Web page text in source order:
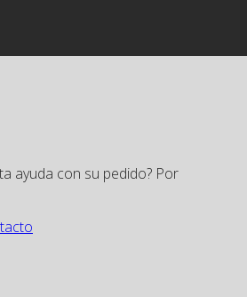
ayuda con su pedido? Por